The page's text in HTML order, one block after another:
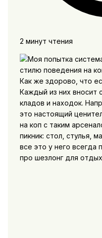
2 минут чтения
Как же здорово, что
Каждый из них вносит
кладов и находок.
это настоящий
на коп с таким
пикник: стол, стулья,
все это у него всегда
про шезлонг для